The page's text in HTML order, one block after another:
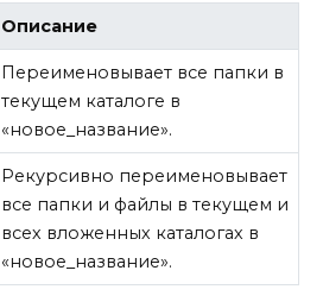
Описание
Переименовывает все папки в
текущем каталоге в
«новое_название».
Рекурсивно переименовывает
все папки и файлы в текущем и
всех вложенных каталогах в
«новое_название».